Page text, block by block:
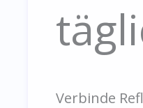
Verbinde